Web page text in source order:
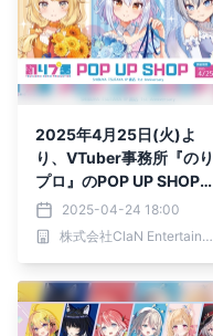
2025年4月25日(火)よ
り、VTuber事務所『のり
プロ』のPOP UP SHOPが
SHIBUYA TSUTAYA 6階IP
書店で開催決定！
2025-04-24 18:00
株式会社ClaN Entertainment